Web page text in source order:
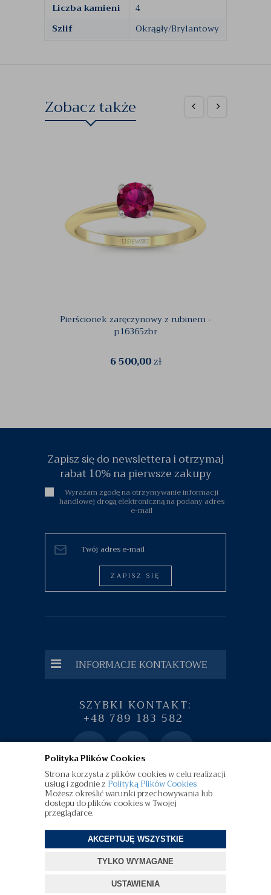
Polityka Plików Cookies
Strona korzysta z plików cookies w celu realizacji
usług i zgodnie z Polityką Plików Cookies
Możesz określić warunki przechowywania lub
dostępu do plików cookies w Twojej
przeglądarce.
AKCEPTUJĘ WSZYSTKIE
TYLKO WYMAGANE
USTAWIENIA
Liczba kamieni
4
Szlif
Okrągły/Brylantowy
Zobacz także
Pierścionek zaręczynowy z rubinem -
p16365zbr
6 500,00zł
Zapisz się do newslettera i otrzymaj
rabat 10% na pierwsze zakupy
Wyrażam zgodę na otrzymywanie informacji
handlowej drogą elektroniczną na podany adres
e-mail
ZAPISZ SIĘ
INFORMACJE KONTAKTOWE
SZYBKI KONTAKT:
+48 789 183 582
diamenty.pl | Wszelkie Prawa Zastrzeżone